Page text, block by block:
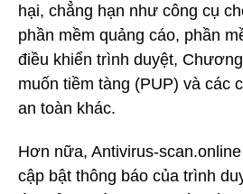
hại, chẳng hạn như công cụ
phần mềm quảng cáo, phần
điều khiển trình duyệt,
muốn tiềm tàng (PUP) và các
an toàn khác.
Hơn nữa, Antivirus-
cập bật thông báo của trình